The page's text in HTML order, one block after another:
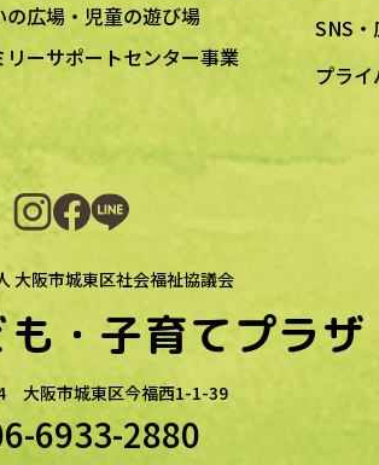
の広場・児童の遊び場
リーサポートセンター事業
SNS
プラ
大阪市城東区社会福祉協議会
・子育てプラザ
大阪市城東区今福西1-1-39
6933-2880